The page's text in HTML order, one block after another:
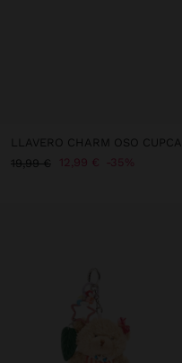
LLAVERO CHARM OSO
19,99 €
12,99 € 35%